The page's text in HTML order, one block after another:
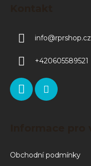
info@rprshop.cz
+420605589521
Obchodní podmínky